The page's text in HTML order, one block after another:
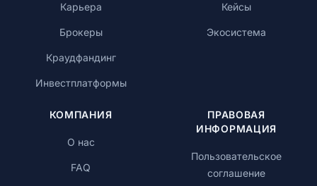
Карьера
Брокеры
Краудфандинг
Инвестплатформы
Кейсы
Экосистема
КОМПАНИЯ
О нас
FAQ
ПРАВОВАЯ
ИНФОРМАЦИЯ
Пользовательское
соглашение